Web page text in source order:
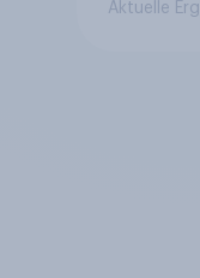
Aktuelle